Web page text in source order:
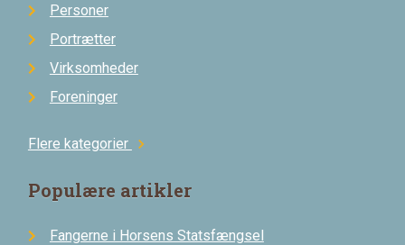
Personer
Portrætter
Virksomheder
Foreninger
Flere kategorier chevron_right
Populære artikler
Fangerne i Horsens Statsfængsel